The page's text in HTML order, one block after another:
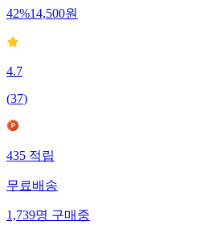
42%14,500원
4.7
(37)
435 적립
무료배송
1,739명 구매중